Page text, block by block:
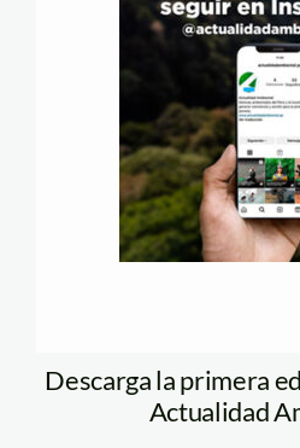
Descarga la primera
Actualidad